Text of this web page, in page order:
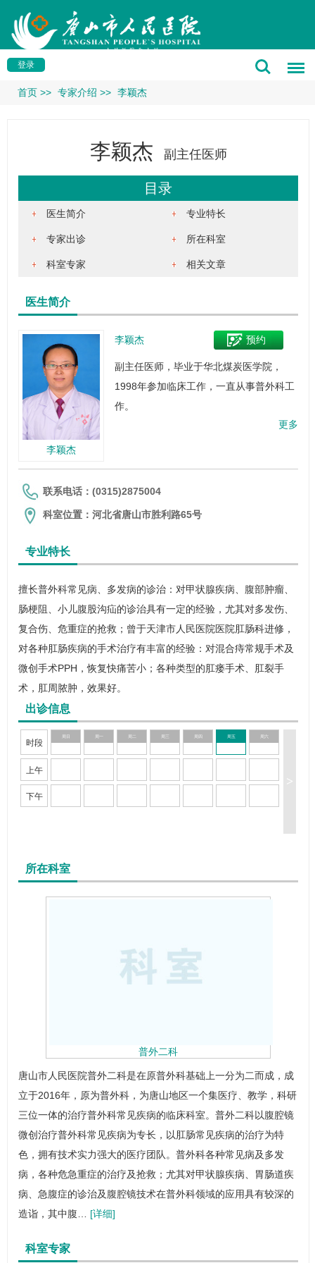
登录
首页 >> 专家介绍 >> 李颖杰
李颖杰 副主任医师
目录
医生简介 专业特长
专家出诊 所在科室
科室专家 相关文章
医生简介
李颖杰
预约
李颖杰
副主任医师，毕业于华北煤炭医学院，
1998年参加临床工作，一直从事普外科工
作。
更多
联系电话：(0315)2875004
科室位置：河北省唐山市胜利路65号
专业特长
擅长普外科常见病、多发病的诊治：对甲状腺疾病、腹部肿瘤、
肠梗阻
、小儿腹股沟疝的诊治具有一定的经验，尤其对多发伤、
复合伤、危重症的抢救；曾于天津市人民医院医院肛肠科进修，
对各种肛肠疾病的手术治疗有丰富的经验：对混合痔常规手术及
微创手术PPH，恢复快痛苦小；各种类型的肛瘘手术、肛裂手
术，肛周脓肿，效果好。
出诊信息
时段
上午
下午
周日 周一 周三 周四 周五 周六
>
所在科室
普外二科
唐山市人民医院普外二科是在原普外科基础上一分为二而成，成
立于2016年，原为普外科 ，为唐山地区一个集医疗、教学，科研
三位一体的治疗普外科常见疾病的临床科室。普外二科以腹腔镜
微创治疗普外科常见疾病为专长，以肛肠常见疾病的治疗为特
色，拥有技术实力强大的医疗团队。 普外科各种常见病及多发
病，各种危急重症的治疗及抢救；尤其对甲状腺疾病、胃肠道疾
病、急腹症的诊治及腹腔镜技术在普外科领域的应用具有较深的
造诣，其中腹… [详细]
科室专家